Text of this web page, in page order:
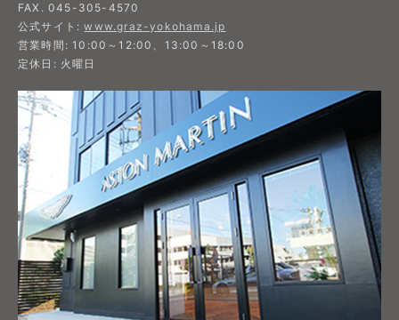
FAX. 045-305-4570
公式サイト:www.graz-yokohama.jp
営業時間: 10:00～12:00、13:00～18:00
定休日: 火曜日